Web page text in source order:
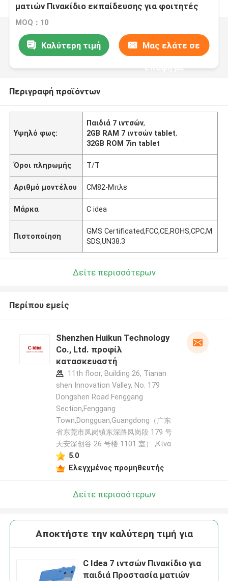
ματιών Πινακίδιο εκπαίδευσης για φοιτητές
CM82
MOQ：10
Καλύτερη τιμή Μας ελάτε σε
επαφή με
Περιγραφή προϊόντων
Υψηλό φως:
Παιδιά 7 ιντσών,
2GB RAM 7 ιντσών tablet,
32GB ROM 7in tablet
Όροι πληρωμής Τ/Τ
Αριθμό μοντέλου CM82-Μπλε
Μάρκα C idea
Πιστοποίηση
GMS Certificated,FCC,CE,ROHS,CPC,M
SDS,UN38.3
Δείτε περισσότερων
Περίπου εμείς
Shenzhen Huikun Technology
Co., Ltd. προφίλ
κατασκευαστή
11th floor, Building 26, Tianan
shen Innovation Valley, No. 179
Dongshen Road Fenggang
Section,Fenggang
Town,Dongguan,Guangdong（广东
省东莞市凤岗镇东深路凤岗段 179 号
天安深创谷 26 号楼 1101 室） ,Κίνα
5.0
Ελεγχμένος προμηθευτής
Δείτε περισσότερων
Αποκτήστε την καλύτερη τιμή για
C Idea 7 ιντσών Πινακίδιο για
παιδιά Προστασία ματιών